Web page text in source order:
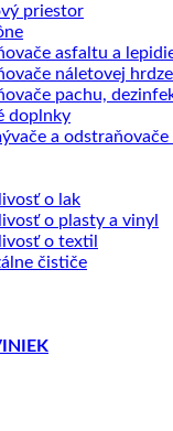
priestor
asfaltu a
náletovej hrdze
pachu,
doplnky
a odstraňovače
o lak
o plasty a vinyl
o textil
čističe